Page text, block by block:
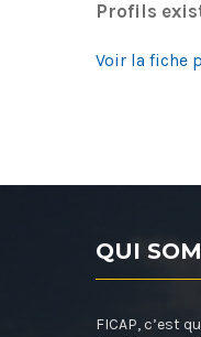
Profils
Voir la fiche
QUI
FICAP, c’est